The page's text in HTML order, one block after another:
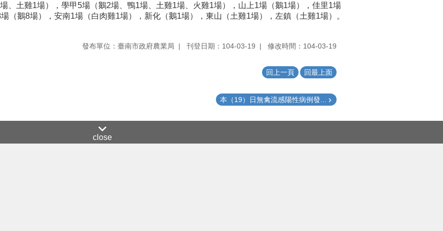
、土雞1場），學甲5場（鵝2場、鴨1場、土雞1場、火雞1場），山上1場（鵝1場），佳里1場
（鵝8場），安南1場（白肉雞1場），新化（鵝1場），東山（土雞1場），左鎮（土雞1場）。
發布單位：臺南市政府農業局 刊登日期：104-03-19 修改時間：104-03-19
回上一頁 回最上面
本（19）日無禽流感陽性病例發...
close